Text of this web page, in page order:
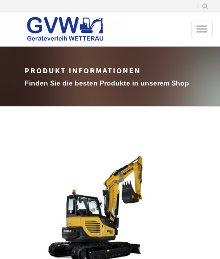
PRODUKT INFORMATIONEN
Finden Sie die besten Produkte in unserem Shop